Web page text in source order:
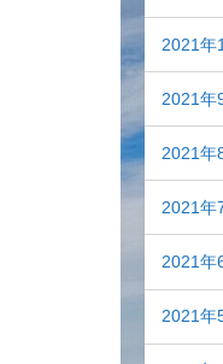
2021年
2021年
2021年
2021年
2021年
2021年